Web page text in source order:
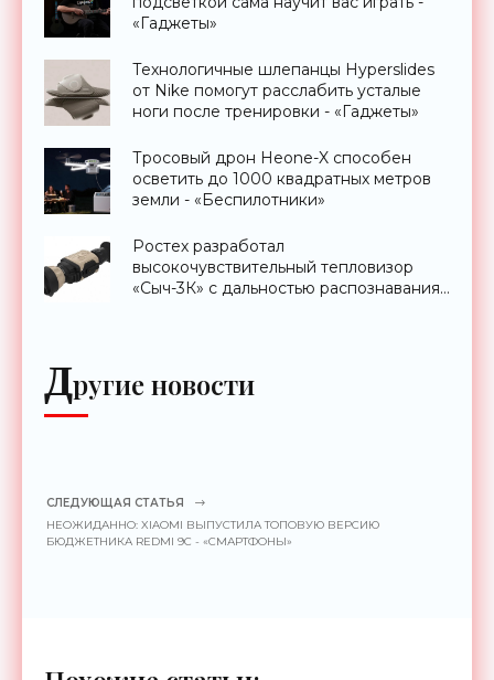
«Гаджеты»
Технологичные шлепанцы Hyperslides
от Nike помогут расслабить усталые
ноги после тренировки - «Гаджеты»
Тросовый дрон Heone-X способен
осветить до 1000 квадратных метров
земли - «Беспилотники»
Ростех разработал
высокочувствительный тепловизор
«Сыч-3К» с дальностью распознавания
Другие новости
СЛЕДУЮЩАЯ СТАТЬЯ
НЕОЖИДАННО: XIAOMI ВЫПУСТИЛА ТОПОВУЮ ВЕРСИЮ
БЮДЖЕТНИКА REDMI 9C - «СМАРТФОНЫ»